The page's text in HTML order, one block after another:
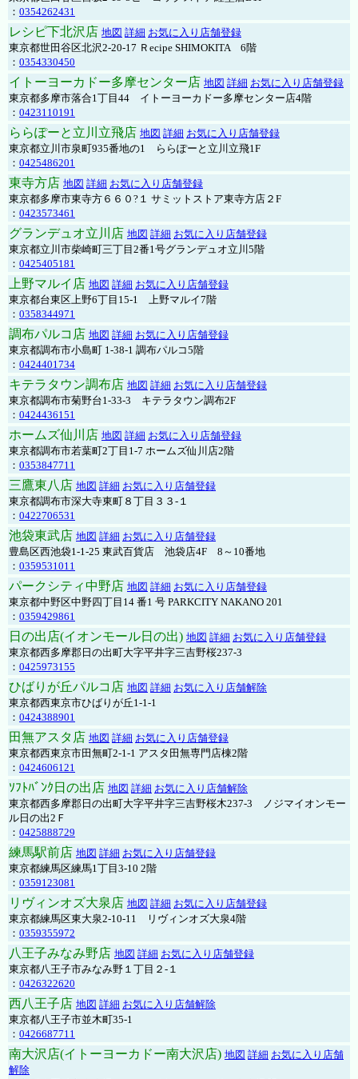
： 0354262431
レシピ下北沢店 地図 詳細 お気に入り店舗登録
東京都世田谷区北沢2-20-17 Ｒecipe SHIMOKITA 6階
： 0354330450
イトーヨーカドー多摩センター店 地図 詳細 お気に入り店舗登録
東京都多摩市落合1丁目44 イトーヨーカドー多摩センター店4階
： 0423110191
ららぽーと立川立飛店 地図 詳細 お気に入り店舗登録
東京都立川市泉町935番地の1 ららぽーと立川立飛1F
： 0425486201
東寺方店 地図 詳細 お気に入り店舗登録
東京都多摩市東寺方６６０?１ サミットストア東寺方店２F
： 0423573461
グランデュオ立川店 地図 詳細 お気に入り店舗登録
東京都立川市柴崎町三丁目2番1号グランデュオ立川5階
： 0425405181
上野マルイ店 地図 詳細 お気に入り店舗登録
東京都台東区上野6丁目15-1 上野マルイ7階
： 0358344971
調布パルコ店 地図 詳細 お気に入り店舗登録
東京都調布市小島町 1-38-1 調布パルコ5階
： 0424401734
キテラタウン調布店 地図 詳細 お気に入り店舗登録
東京都調布市菊野台1-33-3 キテラタウン調布2F
： 0424436151
ホームズ仙川店 地図 詳細 お気に入り店舗登録
東京都調布市若葉町2丁目1-7 ホームズ仙川店2階
： 0353847711
三鷹東八店 地図 詳細 お気に入り店舗登録
東京都調布市深大寺東町８丁目３３-１
： 0422706531
池袋東武店 地図 詳細 お気に入り店舗登録
豊島区西池袋1-1-25 東武百貨店 池袋店4F 8～10番地
： 0359531011
パークシティ中野店 地図 詳細 お気に入り店舗登録
東京都中野区中野四丁目14 番1 号 PARKCITY NAKANO 201
： 0359429861
日の出店(イオンモール日の出) 地図 詳細 お気に入り店舗登録
東京都西多摩郡日の出町大字平井字三吉野桜237-3
： 0425973155
ひばりが丘パルコ店 地図 詳細 お気に入り店舗解除
東京都西東京市ひばりが丘1-1-1
： 0424388901
田無アスタ店 地図 詳細 お気に入り店舗登録
東京都西東京市田無町2-1-1 アスタ田無専門店棟2階
： 0424606121
ｿﾌﾄﾊﾞﾝｸ日の出店 地図 詳細 お気に入り店舗解除
東京都西多摩郡日の出町大字平井字三吉野桜木237-3 ノジマイオンモー
ル日の出2Ｆ
： 0425888729
練馬駅前店 地図 詳細 お気に入り店舗登録
東京都練馬区練馬1丁目3-10 2階
： 0359123081
リヴィンオズ大泉店 地図 詳細 お気に入り店舗登録
東京都練馬区東大泉2-10-11 リヴィンオズ大泉4階
： 0359355972
八王子みなみ野店 地図 詳細 お気に入り店舗登録
東京都八王子市みなみ野１丁目２-１
： 0426322620
西八王子店 地図 詳細 お気に入り店舗解除
東京都八王子市並木町35-1
： 0426687711
南大沢店(イトーヨーカドー南大沢店) 地図 詳細 お気に入り店舗
解除